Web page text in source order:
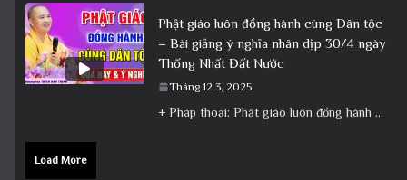
Phật giáo luôn đồng hành cùng Dân tộc
– Bài giảng ý nghĩa nhân dịp 30/4 ngày
Thống Nhất Đất Nước
Tháng 12 3, 2025
+ Pháp thoại: Phật giáo luôn đồng hành cùng Dân tộc – Bài giảng ý nghĩa nhân dịp 30/4 ngày
Load More